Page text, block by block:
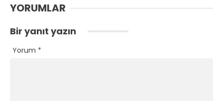
YORUMLAR
Bir yanıt yazın
Yorum *